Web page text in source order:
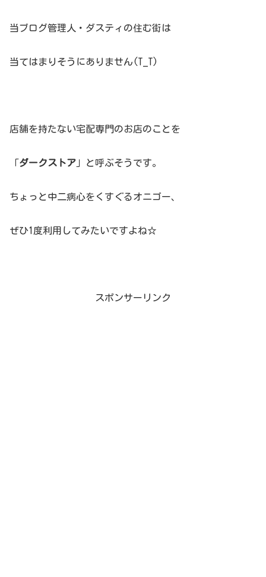
当ブログ管理人・ダスティの住む街は
当てはまりそうにありません(T_T)
店舗を持たない宅配専門のお店のことを
「ダークストア 」と呼ぶそうです。
ちょっと中二病心をくすぐるオニゴー、
ぜひ1度利用してみたいですよね☆
スポンサーリンク